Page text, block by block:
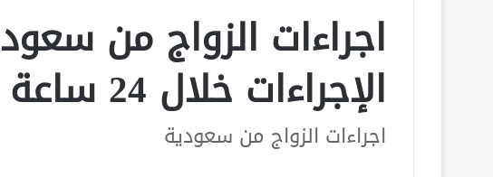
اجراءات الزواج من
الإجراءات خلال 24 ساعة
اجراءات الزواج من سعودية